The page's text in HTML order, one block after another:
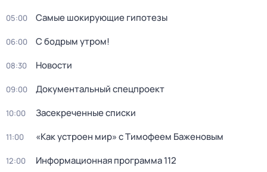
05:00 Самые шoкиpующие гипотезы
06:00 С бодрым утром!
08:30 Новости
09:00 Документальный спецпроект
10:00 Зaceкрeченные списки
11:00 «Как устроен мир» с Тимофеем Баженовым
12:00 Информационная программа 112